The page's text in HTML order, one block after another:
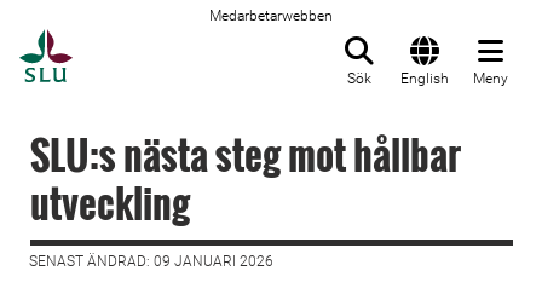
Medarbetarwebben
Sök English Meny
SLU:s nästa steg mot hållbar
utveckling
SENAST ÄNDRAD: 09 JANUARI 2026